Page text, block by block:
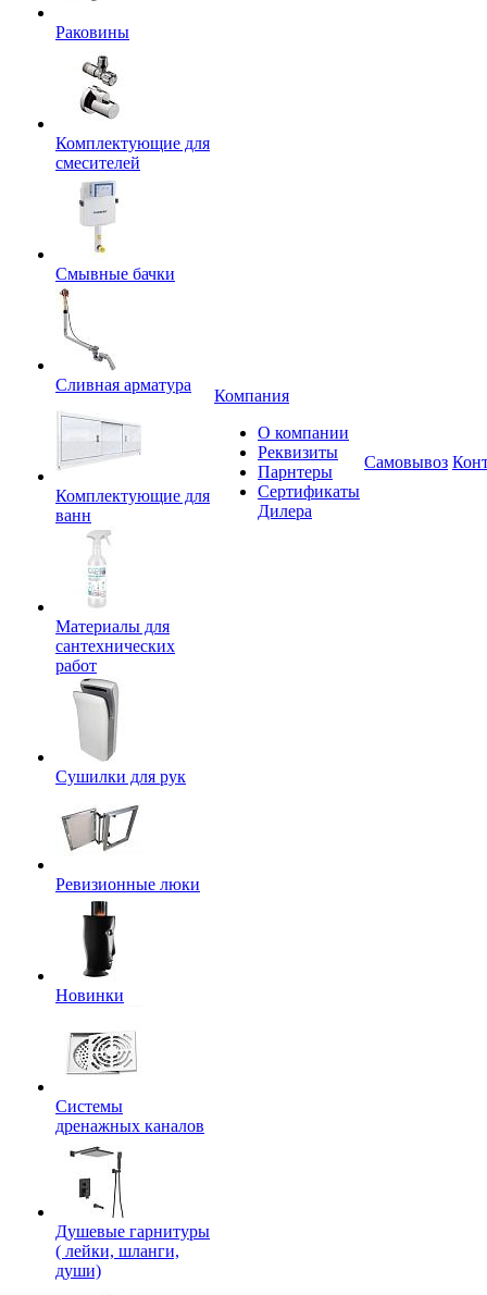
Раковины
Комплектующие для
смесителей
Смывные бачки
Сливная арматура
Комплектующие для
ванн
Материалы для
сантехнических
работ
Сушилки для рук
Ревизионные люки
Новинки
Системы
дренажных каналов
Душевые гарнитуры
( лейки, шланги,
души)
Компания
О компании
Реквизиты
Парнтеры
Сертификаты
Дилера
Самовывоз